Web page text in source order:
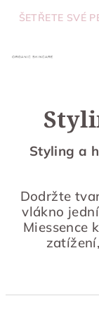
ŠETŘETE SVÉ
Styling a
Dodržte
vlákno
Miessence